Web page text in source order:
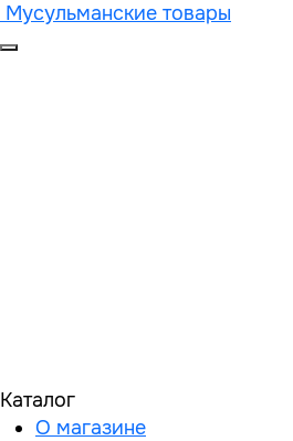
Мусульманские товары
Каталог
О магазине